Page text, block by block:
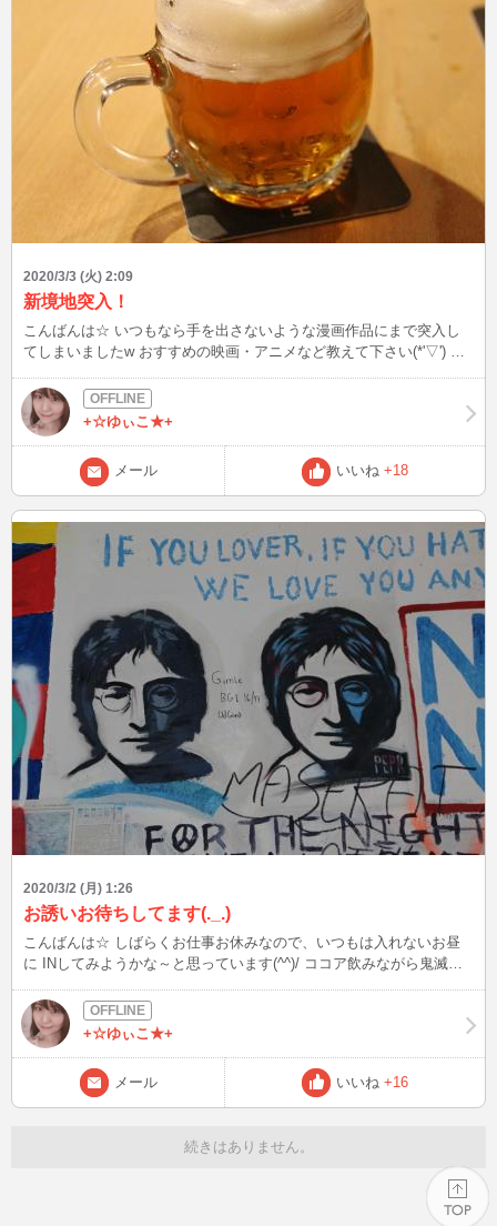
2020/3/3 (火) 2:09
新境地突入！
こんばんは☆ いつもなら手を出さないような漫画作品にまで突入し
てしまいましたw おすすめの映画・アニメなど教えて下さい(*'▽') い
ーーーーー！！
+☆ゆぃこ★+
メール いいね +18
2020/3/2 (月) 1:26
お誘いお待ちしてます(._.)
こんばんは☆ しばらくお仕事お休みなので、いつもは入れないお昼
に INしてみようかな～と思っています(^^)/ ココア飲みながら鬼滅の
+☆ゆぃこ★+
メール いいね +16
続きはありません。